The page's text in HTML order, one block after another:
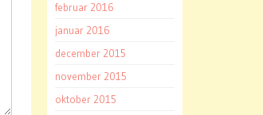
februar 2016
januar 2016
december 2015
november 2015
oktober 2015